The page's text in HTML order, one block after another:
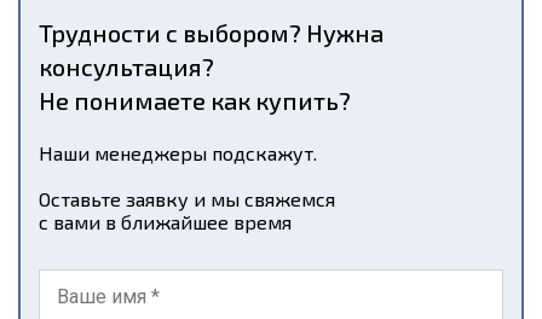
Трудности с выбором? Нужна
консультация?
Не понимаете как купить?
Наши менеджеры подскажут.
Оставьте заявку и мы свяжемся
с вами в ближайшее время